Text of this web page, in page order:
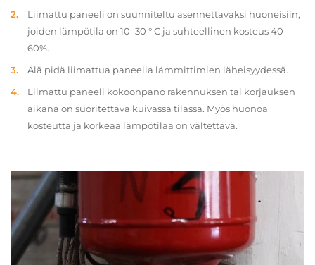
Liimattu paneeli on suunniteltu asennettavaksi huoneisiin,
joiden lämpötila on 10–30 ° C ja suhteellinen kosteus 40–
60%.
Älä pidä liimattua paneelia lämmittimien läheisyydessä.
Liimattu paneeli kokoonpano rakennuksen tai korjauksen
aikana on suoritettava kuivassa tilassa. Myös huonoa
kosteutta ja korkeaa lämpötilaa on vältettävä.